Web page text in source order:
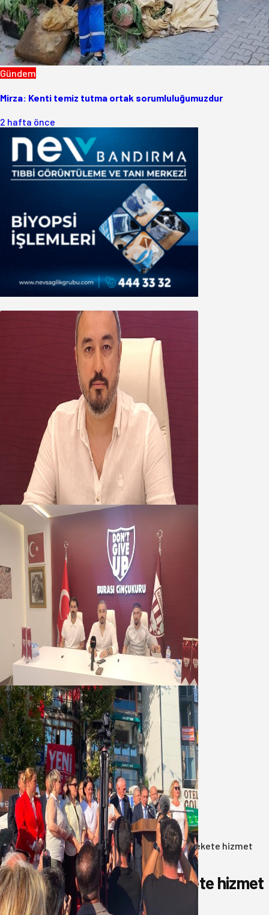
Gündem
Mirza: Kenti temiz tutma ortak sorumluluğumuzdur
2 hafta önce
Oğuzbeyi’nden Balıkesirspor
yönetimine cevap : Herkes kendine
yakışanı yapar, buluttan nem
kapmayın!
07 Ağustos 2026
Oğuzbeyi : Transferlerde takımın
geleceğini, kulübün ekonomisini
düşündük
Yeni Parti Bandırma Teşkilatı kuruldu
06 Ağustos 2026
Anasayfa/Gündem/Akın: Benim derdim memlekete hizmet
hemşerim!
Akın: Benim derdim memlekete hizmet
hemşerim!